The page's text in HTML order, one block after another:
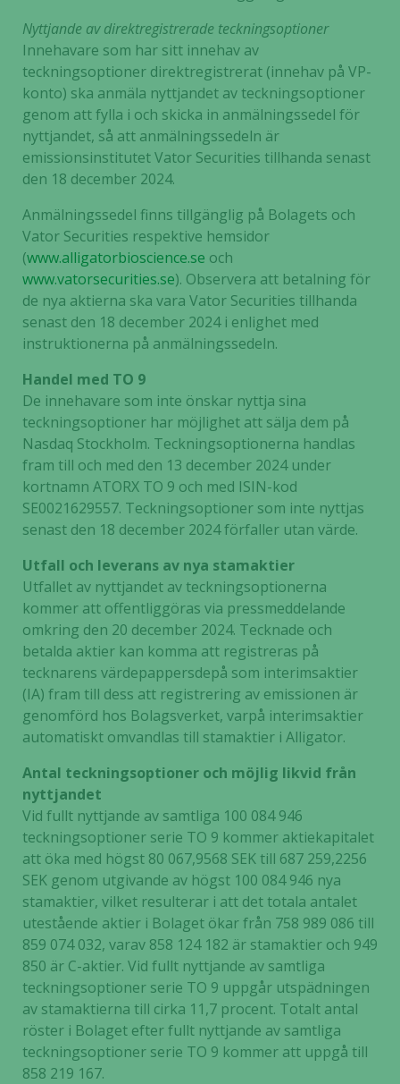
Nyttjande av direktregistrerade teckningsoptioner
Innehavare som har sitt innehav av
teckningsoptioner direktregistrerat (innehav på VP-
konto) ska anmäla nyttjandet av teckningsoptioner
genom att fylla i och skicka in anmälningssedel för
nyttjandet, så att anmälningssedeln är
emissionsinstitutet Vator Securities tillhanda senast
den 18 december 2024.
Anmälningssedel finns tillgänglig på Bolagets och
Vator Securities respektive hemsidor
(www.alligatorbioscience.se och
www.vatorsecurities.se). Observera att betalning för
de nya aktierna ska vara Vator Securities tillhanda
senast den 18 december 2024 i enlighet med
instruktionerna på anmälningssedeln.
Handel med TO 9
De innehavare som inte önskar nyttja sina
teckningsoptioner har möjlighet att sälja dem på
Nasdaq Stockholm. Teckningsoptionerna handlas
fram till och med den 13 december 2024 under
kortnamn ATORX TO 9 och med ISIN-kod
SE0021629557. Teckningsoptioner som inte nyttjas
senast den 18 december 2024 förfaller utan värde.
Utfall och leverans av nya stamaktier
Utfallet av nyttjandet av teckningsoptionerna
kommer att offentliggöras via pressmeddelande
omkring den 20 december 2024. Tecknade och
betalda aktier kan komma att registreras på
tecknarens värdepappersdepå som interimsaktier
(IA) fram till dess att registrering av emissionen är
genomförd hos Bolagsverket, varpå interimsaktier
automatiskt omvandlas till stamaktier i Alligator.
Antal teckningsoptioner och möjlig likvid från
nyttjandet
Vid fullt nyttjande av samtliga 100 084 946
teckningsoptioner serie TO 9 kommer aktiekapitalet
att öka med högst 80 067,9568 SEK till 687 259,2256
SEK genom utgivande av högst 100 084 946 nya
stamaktier, vilket resulterar i att det totala antalet
utestående aktier i Bolaget ökar från 758 989 086 till
859 074 032, varav 858 124 182 är stamaktier och 949
850 är C-aktier. Vid fullt nyttjande av samtliga
teckningsoptioner serie TO 9 uppgår utspädningen
av stamaktierna till cirka 11,7 procent. Totalt antal
röster i Bolaget efter fullt nyttjande av samtliga
teckningsoptioner serie TO 9 kommer att uppgå till
858 219 167.